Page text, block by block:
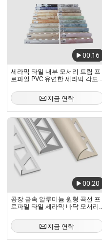
00:16
세라믹 타일 내부 모서리 트림 프
로파일 PVC 유연한 세라믹 각도
지금 연락
00:20
공장 금속 알루미늄 원형 곡선 프
로파일 타일 세라믹 바닥 모서리
지금 연락